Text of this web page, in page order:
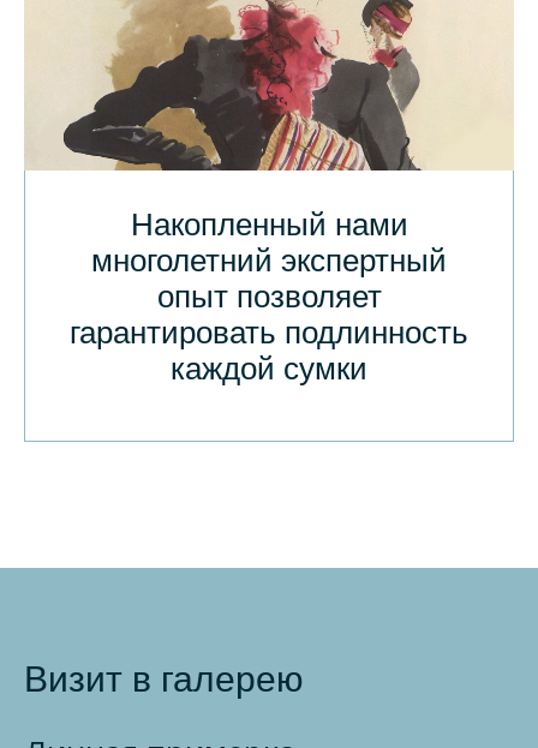
Накопленный нами
многолетний экспертный
опыт позволяет
гарантировать подлинность
каждой сумки
Визит в галерею